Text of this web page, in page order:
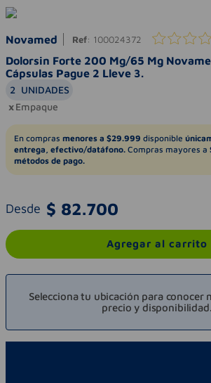
Novamed Ref: 100024372
Dolorsin Forte 200 Mg/65 Mg
Cápsulas Pague 2 Lleve 3.
2 UNIDADES
Empaque
En compras menores a $29.999 disponible
entrega, efectivo/datáfono. Compras mayores a
métodos de pago.
Desde $ 82.700
Agregar al carrito
Selecciona tu ubicación para conocer
precio y disponibilidad.